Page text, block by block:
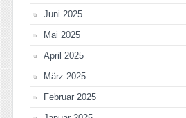
Juni 2025
Mai 2025
April 2025
März 2025
Februar 2025